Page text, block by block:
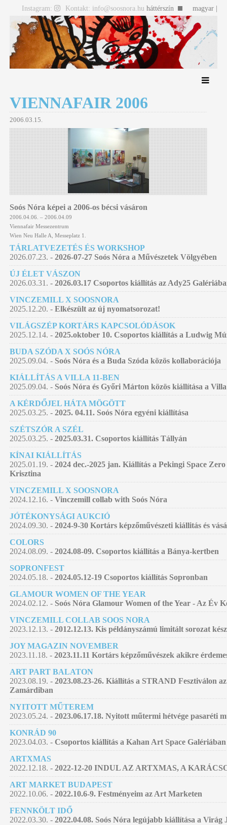
Instagram: Kontakt: info@soosnora.hu háttérszín
magyar |
english
VIENNAFAIR 2006
2006.03.15.
Soós Nóra képei a 2006-os bécsi vásáron
2006.04.06. – 2006.04.09
Viennafair Messezentrum
Wien Neu Halle A, Messeplatz 1.
TÁRLATVEZETÉS ÉS WORKSHOP
2026.07.23. - 2026-07-27 Soós Nóra a Művészetek Völgyében
ÚJ ÉLET VÁSZON
2026.03.31. - 2026.03.17 Csoportos kiállítás az Ady25
VINCZEMILL X SOOSNORA
2025.12.20. - Elkészült az új nyomatsorozat!
VILÁGSZÉP KORTÁRS KAPCSOLÓDÁSOK
2025.12.14. - 2025.oktober 10. Csoportos kiállítás a Ludwig
BUDA SZÓDA X SOÓS NÓRA
2025.09.04. - Soós Nóra és a Buda Szóda közös kollaborációja
KIÁLLÍTÁS A VILLA 11-BEN
2025.09.04. - Soós Nóra és Győri Márton közös kiállítása a
A KÉRDŐJEL HÁTA MÖGÖTT
2025.03.25. - 2025. 04.11. Soós Nóra egyéni kiállítása
SZÉTSZÓR A SZÉL
2025.03.25. - 2025.03.31. Csoportos kiállítás Tállyán
KÍNAI KIÁLLÍTÁS
2025.01.19. - 2024 dec.-2025 jan. Kiállítás a Pekingi Space
Krisztina
VINCZEMILL X SOOSNORA
2024.12.16. - Vinczemill collab with Soós Nóra
JÓTÉKONYSÁGI AUKCIÓ
2024.09.30. - 2024-9-30 Kortárs képzőművészeti kiállitás és
COLORS
2024.08.09. - 2024.08-09. Csoportos kiállítás a Bánya-kertben
SOPRONFEST
2024.05.18. - 2024.05.12-19 Csoportos kiállítás Sopronban
GLAMOUR WOMEN OF THE YEAR
2024.02.12. - Soós Nóra Glamour Women of the Year - Az Év
VINCZEMILL COLLAB SOOS NORA
2023.12.13. - 2012.12.13. Kis példányszámú limitált sorozat
JOY MAGAZIN NOVEMBER
2023.11.18. - 2023.11.11 Kortárs képzőművészek akikre
ART PART BALATON
2023.08.19. - 2023.08.23-26. Kiállítás a STRAND Fesztiválon
Zamárdiban
NYITOTT MŰTEREM
2023.05.24. - 2023.06.17.18. Nyitott műtermi hétvége pasaréti
KONRÁD 90
2023.04.03. - Csoportos kiállítás a Kahan Art Space Galériában
ARTXMAS
2022.12.18. - 2022-12-20 INDUL AZ ARTXMAS, A
ART MARKET BUDAPEST
2022.10.06. - 2022.10.6-9. Festményeim az Art Marketen
FENNKÖLT IDŐ
2022.03.30. - 2022.04.08. Soós Nóra legújabb kiállítása a Virág